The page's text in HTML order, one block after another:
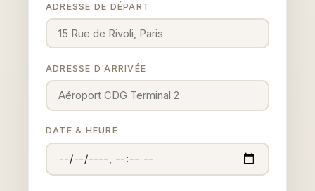
ADRESSE DE DÉPART
ADRESSE D'ARRIVÉE
DATE & HEURE